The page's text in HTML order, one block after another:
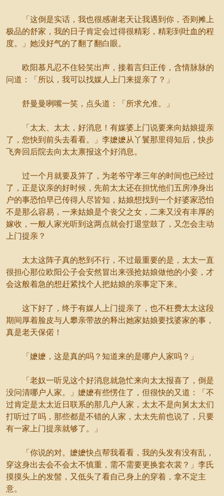
「这倒是实话，我也很感谢老天让我遇到你，否则摊上
极品的舒家，我的日子肯定会过得很精彩，精彩到吐血的程
度。」她没好气的了翻了翻白眼。
欧阳慕凡忍不住轻笑出声，接着言归正传，含情脉脉的
问道：「所以，我可以找媒人上门来提亲了？」
舒曼曼咧嘴一笑，点头道：「所求允准。」
「太太、太太，好消息！有媒婆上门说要来向姑娘提亲
了，您快到前头去看看。」李嬷嬷从丫鬟那里得知后，快步
飞奔回后院去向太太禀报这个好消息。
过一个月就要及笄了，为老爷守孝三年的时间也已经过
了，正是议亲的好时候，先前太太还在担忧他们五房净身出
户的事恐怕早已传得人尽皆知，姑娘想找到一个好婆家恐怕
不是那么容易，一来姑娘是个丧父之女，二来又没有丰厚的
嫁收，一般人家光听到这两点就会打退堂鼓了，又怎会主动
上门提亲？
太太这阵子真的愁到不行，不过最重要的是，太太一直
很担心那位欧阳公子会安然冒出来强抢姑娘做他的小妾，才
会这般着急的想赶紧找个人把姑娘的亲事定下来。
这下好了，终于有媒人上门提亲了，也不枉费太太这段
期间厚着脸皮与人攀亲带故的释出她家姑娘要找婆家的事，
真是老天保偌！
「嬷嬷，这是真的吗？知道来的是哪户人家吗？」
「老奴一听见这个好消息就急忙来向太太报喜了，倒是
没问清哪户人家。」嬷嬷有些愣住了，但很快的又道：「不
过肯定是太太近日联系的那几户人家，太太不是向舅太太们
打听过了吗，那些都是不错的人家，太太先前也说了，只要
有一家上门提亲就够了。」
「你说的对。嬷嬷快点帮我看看，我的头发有没有乱，
穿这身出去会不会太不慎重，需不需要更换套衣裳？」李氏
摸摸头上的发髻，又低头了看自己身上的穿着，拿不定主
意。